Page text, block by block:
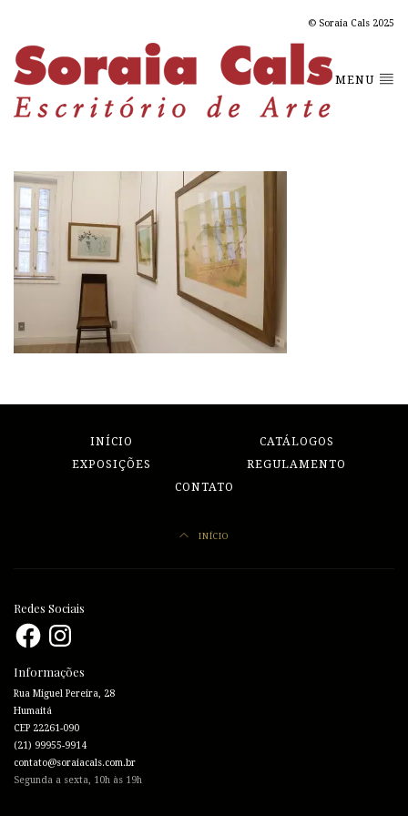
© Soraia Cals 2025
MENU
INÍCIO
CATÁLOGOS
EXPOSIÇÕES
REGULAMENTO
CONTATO
INÍCIO
Redes Sociais
FacebookInstagram
Informações
Rua Miguel Pereira, 28
Humaitá
CEP 22261-090
(21) 99955-9914
contato@soraiacals.com.br
Segunda a sexta, 10h às 19h